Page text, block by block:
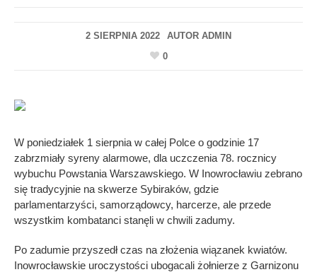
2 SIERPNIA 2022 AUTOR ADMIN
0
W poniedziałek 1 sierpnia w całej Polce o godzinie 17
zabrzmiały syreny alarmowe, dla uczczenia 78. rocznicy
wybuchu Powstania Warszawskiego. W Inowrocławiu zebrano
się tradycyjnie na skwerze Sybiraków, gdzie
parlamentarzyści, samorządowcy, harcerze, ale przede
wszystkim kombatanci stanęli w chwili zadumy.
Po zadumie przyszedł czas na złożenia wiązanek kwiatów.
Inowrocławskie uroczystości ubogacali żołnierze z Garnizonu